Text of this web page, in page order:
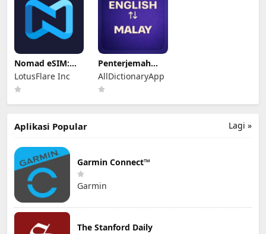
Nomad eSIM:
Pelan Data
Prepaid
LotusFlare Inc
Penterjemah
Bahasa Melayu
AllDictionaryApp
Lagi »
Aplikasi Popular
Garmin Connect™
Garmin
The Stanford Daily